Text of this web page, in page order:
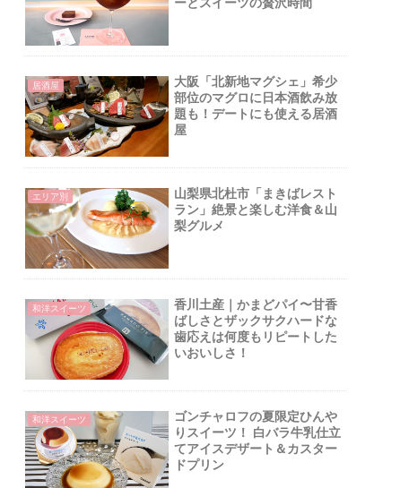
居酒屋
大阪「北新地マグシェ」希少
部位のマグロに日本酒飲み放
題も！デートにも使える居酒
屋
エリア別
山梨県北杜市「まきばレスト
ラン」絶景と楽しむ洋食＆山
梨グルメ
和洋スイーツ
香川土産｜かまどパイ〜甘香
ばしさとザックサクハードな
歯応えは何度もリピートした
いおいしさ！
和洋スイーツ
ゴンチャロフの夏限定ひんや
りスイーツ！ 白バラ牛乳仕立
てアイスデザート＆カスター
ドプリン